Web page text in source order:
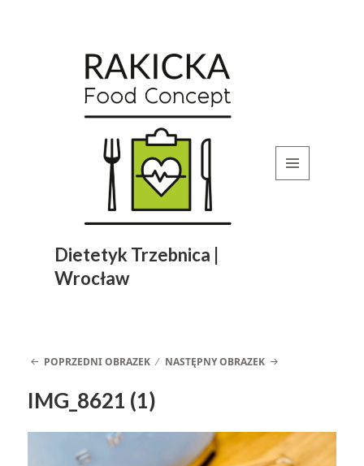
Dietetyk Trzebnica |
Wrocław
POPRZEDNI OBRAZEK NASTĘPNY OBRAZEK
IMG_8621 (1)